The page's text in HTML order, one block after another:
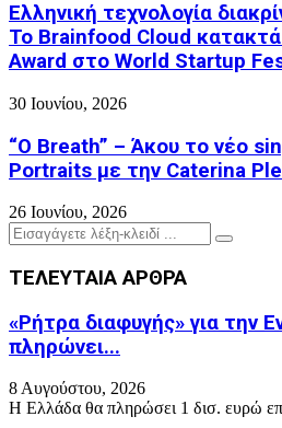
Ελληνική τεχνολογία
Το Brainfood Cloud
Award στο World Startup
30 Ιουνίου, 2026
“O Breath” – Άκου το νέο
Portraits με την Caterina
26 Ιουνίου, 2026
Search
for:
Search
ΤΕΛΕΥΤΑΙΑ ΑΡΘΡΑ
«Ρήτρα διαφυγής» για την
πληρώνει...
8 Αυγούστου, 2026
Η Ελλάδα θα πληρώσει 1 δισ. ευρώ